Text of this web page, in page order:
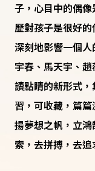
子，心目中的偶
歷對孩子是很好
深刻地影響一個
宇春、馬天宇、
讀點睛的新形式
習，可收藏，篇
揚夢想之帆，立
索，去拼搏，去